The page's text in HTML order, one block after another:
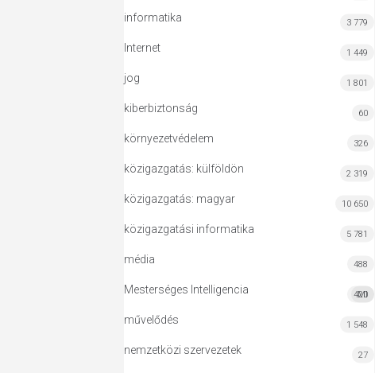
informatika 3 779
Internet 1 449
jog 1 801
kiberbiztonság 60
környezetvédelem 326
közigazgatás: külföldön 2 319
közigazgatás: magyar 10 650
közigazgatási informatika 5 781
média 488
Mesterséges Intelligencia MI
420
művelődés 1 548
nemzetközi szervezetek 27